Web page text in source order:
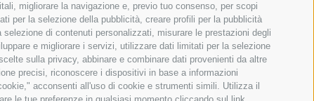
migliorare la navigazione e, previo tuo consenso, per scopi
per la selezione della pubblicità, creare profili per la pubblicità
di contenuti personalizzati, misurare le prestazioni degli
e migliorare i servizi, utilizzare dati limitati per la selezione
sulla privacy, abbinare e combinare dati provenienti da altre
precisi, riconoscere i dispositivi in base a informazioni
acconsenti all'uso di cookie e strumenti simili. Utilizza il